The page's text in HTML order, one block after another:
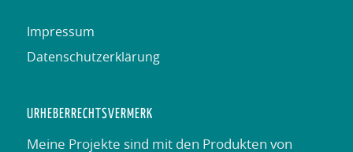
Impressum
Datenschutzerklärung
URHEBERRECHTSVERMERK
Meine Projekte sind mit den Produkten von